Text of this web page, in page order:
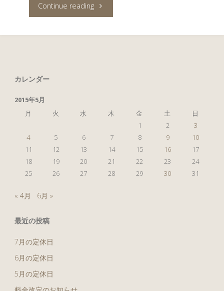
Continue reading"晴
カレンダー
2015年5月
月
火 水 木 金 土
日
1
2
3
4
5 6 7 8 9
10
11
12 13 14 15 16
17
18
19 20 21 22 23
24
25
26 27 28 29 30 31
« 4月 6月 »
最近の投稿
7月の定休日
6月の定休日
5月の定休日